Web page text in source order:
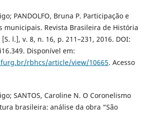
PANDOLFO, Bruna P. Participação e
municipais. Revista Brasileira de História
l.], v. 8, n. 16, p. 211–231, 2016. DOI:
Disponível em:
rbhcs/article/view/10665. Acesso
SANTOS, Caroline N. O Coronelismo
brasileira: análise da obra “São